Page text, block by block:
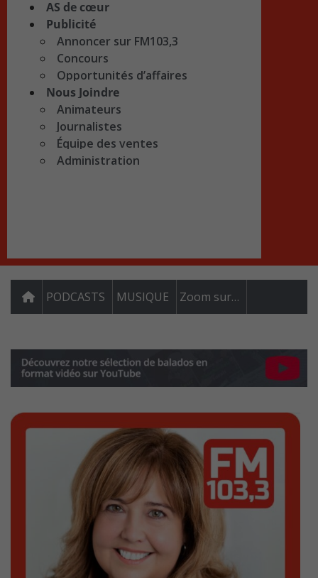
AS de cœur
Publicité
Annoncer sur FM103,3
Concours
Opportunités d’affaires
Nous Joindre
Animateurs
Journalistes
Équipe des ventes
Administration
PODCASTS MUSIQUE Zoom sur…